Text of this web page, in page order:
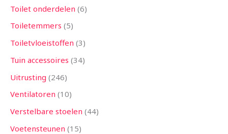
Toilet onderdelen 6
Toiletemmers 5
Toiletvloeistoffen 3
Tuin accessoires 34
Uitrusting 246
Ventilatoren 10
Verstelbare stoelen 44
Voetensteunen 15